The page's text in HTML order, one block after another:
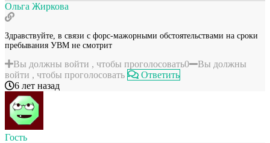
Ольга Жиркова
Здравствуйте, в связи с форс-мажорными обстоятельствами на сроки
пребывания УВМ не смотрит
Вы должны войти , чтобы проголосовать0
Вы должны
войти , чтобы проголосовать
Ответить
6 лет назад
Гость